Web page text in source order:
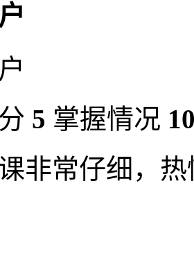
5 掌握情况
非常仔细，